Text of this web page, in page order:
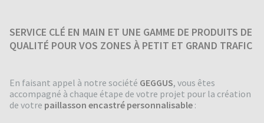
SERVICE CLÉ EN MAIN ET UNE GAMME DE PRODUITS DE
QUALITÉ POUR VOS ZONES À PETIT ET GRAND TRAFIC
En faisant appel à notre société GEGGUS, vous êtes
accompagné à chaque étape de votre projet pour la création
de votre paillasson encastré personnalisable :